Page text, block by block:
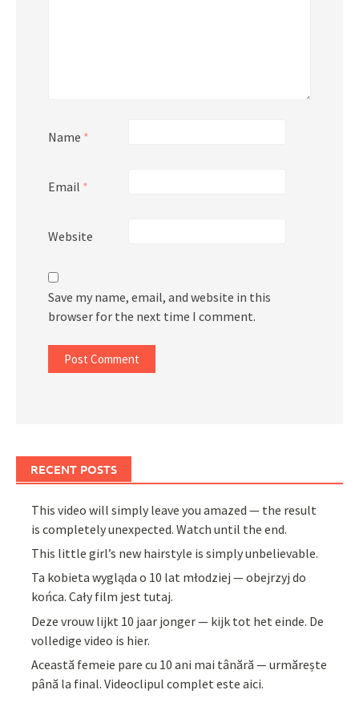
Name *
Email *
Website
Save my name, email, and website in this
browser for the next time I comment.
RECENT POSTS
This video will simply leave you amazed — the result
is completely unexpected. Watch until the end.
This little girl’s new hairstyle is simply unbelievable.
Ta kobieta wygląda o 10 lat młodziej — obejrzyj do
końca. Cały film jest tutaj.
Deze vrouw lijkt 10 jaar jonger — kijk tot het einde. De
volledige video is hier.
Această femeie pare cu 10 ani mai tânără — urmărește
până la final. Videoclipul complet este aici.